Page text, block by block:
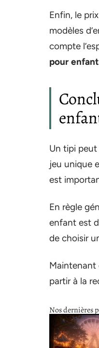
Enfin, le
modèles
compte
pour
Un tipi
jeu unique
est
En règle
enfant est
de choisir
Maintenant
partir à la
Nos dernières